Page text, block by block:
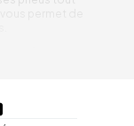
permet de
de l’état de sa
qui peuvent